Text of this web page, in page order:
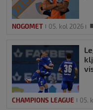
NOGOMET 05. kol 2026
CHAMPIONS LEAGUE 05.